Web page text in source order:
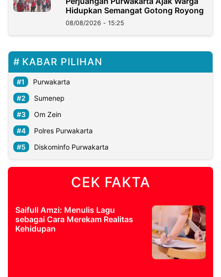
Hidupkan Semangat Gotong Royong
08/08/2026 - 15:25
KABAR PILIHAN
Purwakarta
Sumenep
Om Zein
Polres Purwakarta
Diskominfo Purwakarta
CEK FAKTA
Saifull Amzi: Menulis Lagu
sebagai Cara Merekam Realitas
Kehidupan